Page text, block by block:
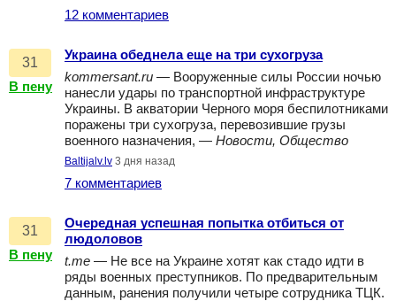
12 комментариев
31
В пену
Украина обеднела еще на три сухогруза
kommersant.ru — Вооруженные силы России ночью
нанесли удары по транспортной инфраструктуре
Украины. В акватории Черного моря беспилотниками
поражены три сухогруза, перевозившие грузы
военного назначения, — Новости, Общество
Baltijalv.lv 3 дня назад
7 комментариев
31
В пену
Очередная успешная попытка отбиться от
людоловов
t.me — Не все на Украине хотят как стадо идти в
ряды военных преступников. По предварительным
данным, ранения получили четыре сотрудника ТЦК.